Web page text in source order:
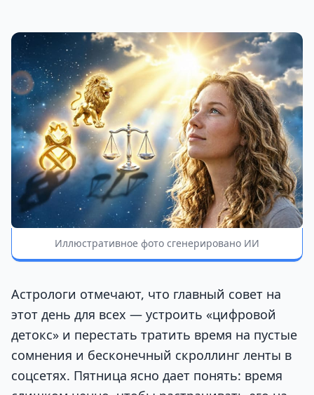
Иллюстративное фото сгенерировано ИИ
Астрологи отмечают, что главный совет на
этот день для всех — устроить «цифровой
детокс» и перестать тратить время на пустые
сомнения и бесконечный скроллинг ленты в
соцсетях. Пятница ясно дает понять: время